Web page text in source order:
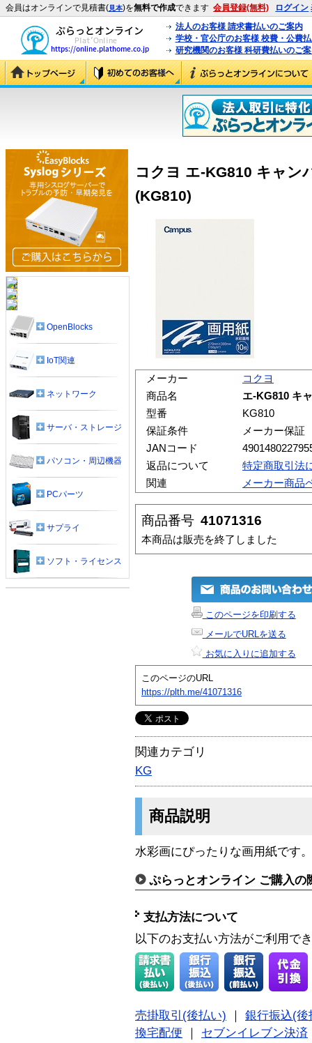
会員はオンラインで見積書(見本)を無料で作成できます 会員登録(無料) ログイン
法人のお客様 請求書払いのご案内
学校・官公庁のお客様 校費・公費
研究機関のお客様 科研費払いのご
コクヨ エ-KG810 キャン
(KG810)
メーカー
コクヨ
商品名
エ-KG810 キ
型番
KG810
保証条件
メーカー保証
JANコード
返品について
特定商取引法
関連
メーカー商品
商品番号 41071316
本商品は販売を終了しました
このページを印刷する
メールでURLを送る
お気に入りに追加する
このページのURL
https://plth.me/41071316
関連カテゴリ
KG
商品説明
水彩画にぴったりな画用紙です。
ぷらっとオンライン ご購入の
支払方法について
以下のお支払い方法がご利用で
売掛取引(後払い)
銀行振込(後
換宅配便
セブンイレブン決済
OpenBlocks
IoT関連
ネットワーク
サーバ・ストレージ
パソコン・周辺機器
PCパーツ
サプライ
ソフト・ライセンス